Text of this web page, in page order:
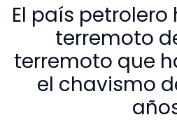
El país
terremoto
terremoto que
el chavismo